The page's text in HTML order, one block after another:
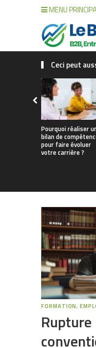
MENU
Ceci peut
Pourquoi réaliser
bilan de
pour faire évoluer
votre carrière ?
FORMATION,
Rupture